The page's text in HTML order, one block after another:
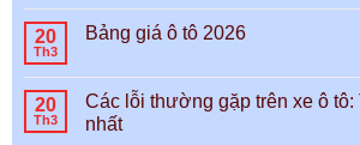
20
Th3
Bảng giá ô tô 2026
20
Th3
Các lỗi thường gặp trên xe ô
nhất